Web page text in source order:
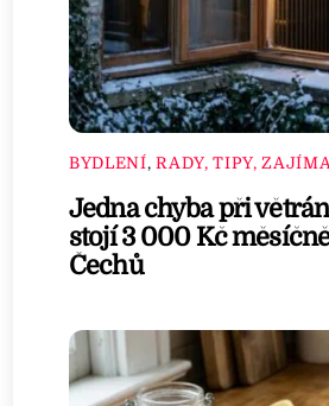
BYDLENÍ,RADY, TIPY,
Jedna chyba při
stojí 3 000 Kč
Čechů